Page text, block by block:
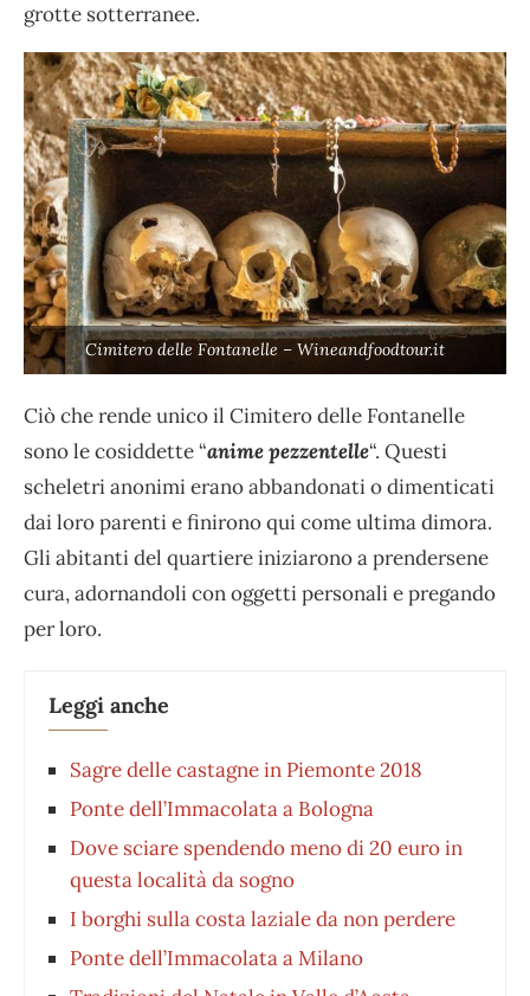
grotte sotterranee.
Cimitero delle Fontanelle – Wineandfoodtour.it
Ciò che rende unico il Cimitero delle Fontanelle
sono le cosiddette “anime pezzentelle“. Questi
scheletri anonimi erano abbandonati o dimenticati
dai loro parenti e finirono qui come ultima dimora.
Gli abitanti del quartiere iniziarono a prendersene
cura, adornandoli con oggetti personali e pregando
per loro.
Leggi anche
Sagre delle castagne in Piemonte 2018
Ponte dell’Immacolata a Bologna
Dove sciare spendendo meno di 20 euro in
questa località da sogno
I borghi sulla costa laziale da non perdere
Ponte dell’Immacolata a Milano